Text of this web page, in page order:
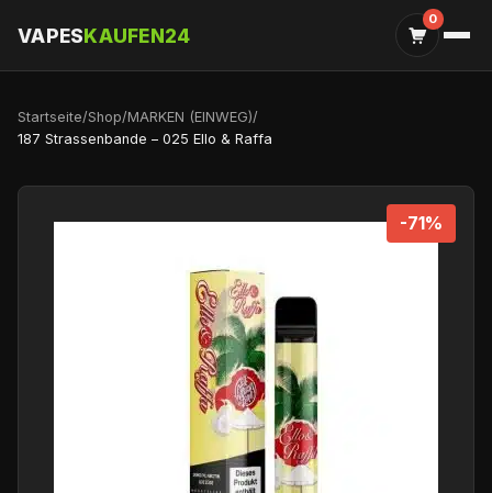
VAPESKAUFEN24
0
Startseite/Shop/MARKEN (EINWEG)/
187 Strassenbande – 025 Ello & Raffa
-71%